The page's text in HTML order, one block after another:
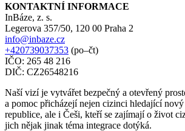
KONTAKTNÍ INFORMACE
InBáze, z. s.
Legerova 357/50, 120 00 Praha 2
info@inbaze.cz
+420739037353 (po–čt)
IČO: 265 48 216
DIČ: CZ26548216
Naší vizí je vytvářet bezpečný a otevřený
a pomoc přicházejí nejen cizinci hledající
republice, ale i Češi, kteří se zajímají o život
jich nějak jinak téma integrace dotýká.